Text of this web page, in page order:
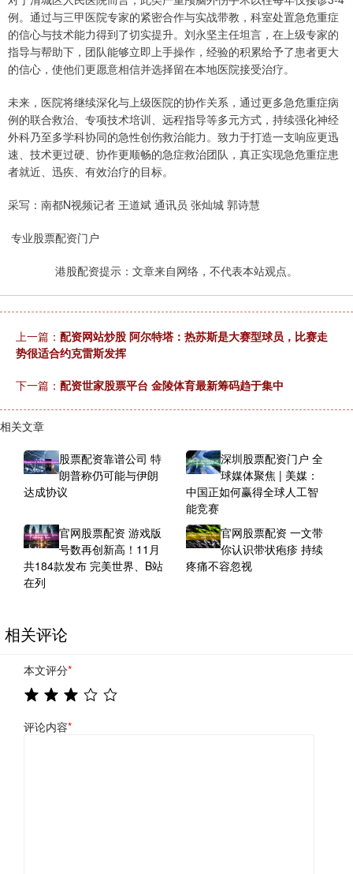
例。通过与三甲医院专家的紧密合作与实战带教，科室处置急危重症
的信心与技术能力得到了切实提升。刘永坚主任坦言，在上级专家的
指导与帮助下，团队能够立即上手操作，经验的积累给予了患者更大
的信心，使他们更愿意相信并选择留在本地医院接受治疗。
未来，医院将继续深化与上级医院的协作关系，通过更多急危重症病
例的联合救治、专项技术培训、远程指导等多元方式，持续强化神经
外科乃至多学科协同的急性创伤救治能力。致力于打造一支响应更迅
速、技术更过硬、协作更顺畅的急症救治团队，真正实现急危重症患
者就近、迅疾、有效治疗的目标。
采写：南都N视频记者 王道斌 通讯员 张灿城 郭诗慧
专业股票配资门户
港股配资提示：文章来自网络，不代表本站观点。
上一篇： 配资网站炒股 阿尔特塔：热苏斯是大赛型球员，比赛走
势很适合约克雷斯发挥
下一篇： 配资世家股票平台 金陵体育最新筹码趋于集中
相关文章
股票配资靠谱公司 特
朗普称仍可能与伊朗
达成协议
深圳股票配资门户 全
球媒体聚焦 | 美媒：
中国正如何赢得全球人工智
能竞赛
官网股票配资 游戏版
号数再创新高！11月
共184款发布 完美世界、B站
在列
官网股票配资 一文带
你认识带状疱疹 持续
疼痛不容忽视
相关评论
本文评分*
评论内容*